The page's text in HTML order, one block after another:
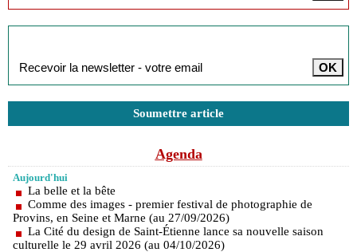
Soumettre article
Agenda
Aujourd'hui
La belle et la bête
Comme des images - premier festival de photographie de
Provins, en Seine et Marne (au 27/09/2026)
La Cité du design de Saint-Étienne lance sa nouvelle saison
culturelle le 29 avril 2026 (au 04/10/2026)